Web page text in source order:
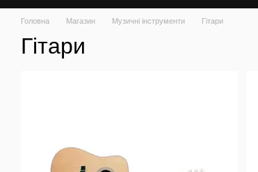
Головна Магазин Музичні інструменти Гітари
Гітари